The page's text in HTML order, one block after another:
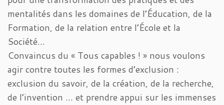
mentalités dans les domaines de l’Éducation, de la
Formation, de la relation entre l’École et la
Société…
Convaincus du « Tous capables ! » nous voulons
agir contre toutes les formes d’exclusion :
exclusion du savoir, de la création, de la recherche,
de l’invention … et prendre appui sur les immenses